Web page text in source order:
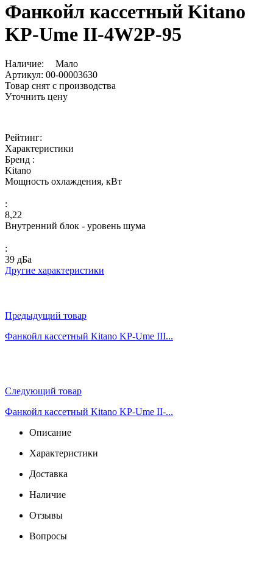
Фанкойл кассетный Kitano
KP-Ume II-4W2P-95
Наличие:
Мало
Артикул: 00-00003630
Товар снят с производства
Уточнить цену
Рейтинг:
Характеристики
Бренд :
Kitano
Мощность охлаждения, кВт
:
8,22
Внутренний блок - уровень шума
:
39 дБа
Другие характеристики
Предыдущий товар
Фанкойл кассетный Kitano KP-Ume III...
Следующий товар
Фанкойл кассетный Kitano KP-Ume II-...
Описание
Характеристики
Доставка
Наличие
Отзывы
Вопросы